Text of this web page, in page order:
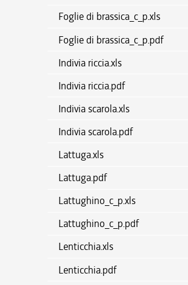
Foglie di brassica_c_p.xls
Foglie di brassica_c_p.pdf
Indivia riccia.xls
Indivia riccia.pdf
Indivia scarola.xls
Indivia scarola.pdf
Lattuga.xls
Lattuga.pdf
Lattughino_c_p.xls
Lattughino_c_p.pdf
Lenticchia.xls
Lenticchia.pdf